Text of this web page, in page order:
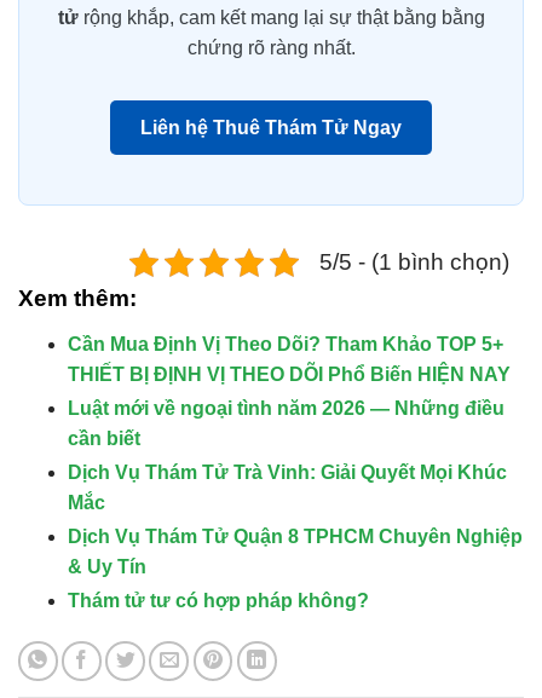
tửrộng khắp, cam kết mang lại sự thật bằng bằng
chứng rõ ràng nhất.
Liên hệ Thuê Thám Tử Ngay
5/5 - (1 bình chọn)
Xem thêm:
Cần Mua Định Vị Theo Dõi? Tham Khảo TOP 5+
THIẾT BỊ ĐỊNH VỊ THEO DÕI Phổ Biến HIỆN NAY
Luật mới về ngoại tình năm 2026 — Những điều
cần biết
Dịch Vụ Thám Tử Trà Vinh: Giải Quyết Mọi Khúc
Mắc
Dịch Vụ Thám Tử Quận 8 TPHCM Chuyên Nghiệp
& Uy Tín
Thám tử tư có hợp pháp không?